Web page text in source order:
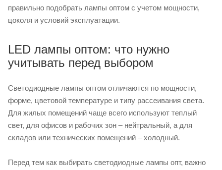
правильно подобрать лампы оптом с учетом мощности,
цоколя и условий эксплуатации.
LED лампы оптом: что нужно
учитывать перед выбором
Светодиодные лампы оптом отличаются по мощности,
форме, цветовой температуре и типу рассеивания света.
Для жилых помещений чаще всего используют теплый
свет, для офисов и рабочих зон – нейтральный, а для
складов или технических помещений – холодный.
Перед тем как выбирать светодиодные лампы опт, важно